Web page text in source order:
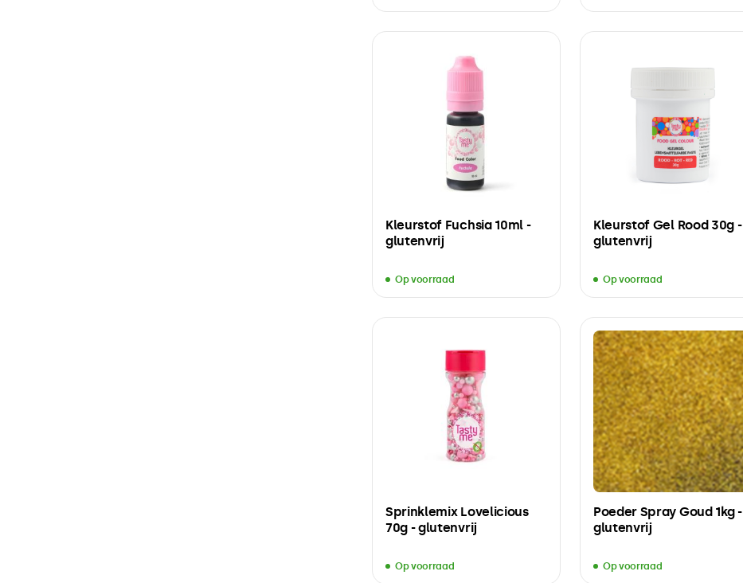
Kleurstof Fuchsia 10ml -
glutenvrij
Op voorraad
Kleurstof Gel Rood 30g -
glutenvrij
Op voorraad
Sprinklemix Lovelicious
70g - glutenvrij
Op voorraad
Poeder Spray Goud 1kg -
glutenvrij
Op voorraad